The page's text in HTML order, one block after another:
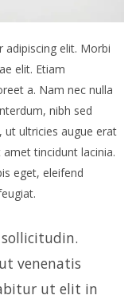
elit. Morbi
elit. Etiam
a. Nam nec nulla
nibh sed
ut ultricies augue erat
tincidunt lacinia.
eget, eleifend
venenatis
ut elit in